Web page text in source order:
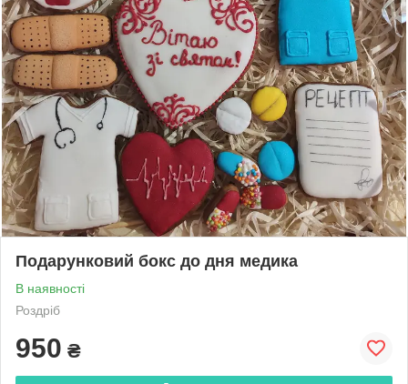
Подарунковий бокс до дня медика
В наявності
Роздріб
950 ₴